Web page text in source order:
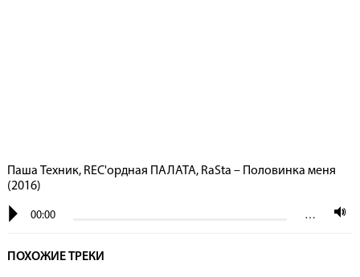
Паша Техник, REC'ордная ПАЛАТА, RaSta – Половинка меня
(2016)
00:00 …
ПОХОЖИЕ ТРЕКИ